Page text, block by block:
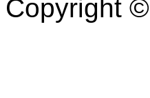
Copyright